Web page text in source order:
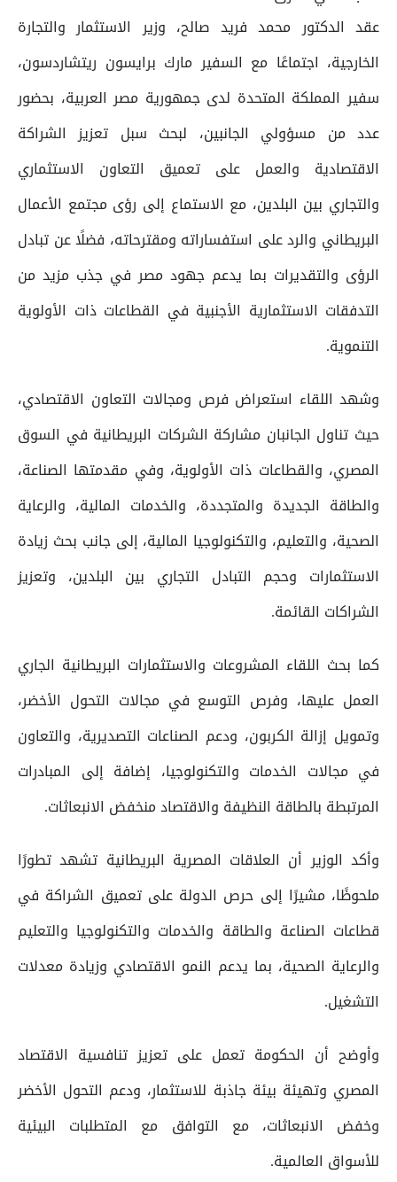
عقد الدكتور محمد فريد صالح، وزير الاستثمار والتجارة
الخارجية، اجتماعًا مع السفير مارك برايسون ريتشاردسون،
سفير المملكة المتحدة لدى جمهورية مصر العربية، بحضور
عدد من مسؤولي الجانبين، لبحث سبل تعزيز الشراكة
الاقتصادية والعمل على تعميق التعاون الاستثماري
والتجاري بين البلدين، مع الاستماع إلى رؤى مجتمع الأعمال
البريطاني والرد على استفساراته ومقترحاته، فضلًا عن تبادل
الرؤى والتقديرات بما يدعم جهود مصر في جذب مزيد من
التدفقات الاستثمارية الأجنبية في القطاعات ذات الأولوية
التنموية.
وشهد اللقاء استعراض فرص ومجالات التعاون الاقتصادي،
حيث تناول الجانبان مشاركة الشركات البريطانية في السوق
المصري، والقطاعات ذات الأولوية، وفي مقدمتها الصناعة،
والطاقة الجديدة والمتجددة، والخدمات المالية، والرعاية
الصحية، والتعليم، والتكنولوجيا المالية، إلى جانب بحث زيادة
الاستثمارات وحجم التبادل التجاري بين البلدين، وتعزيز
الشراكات القائمة.
كما بحث اللقاء المشروعات والاستثمارات البريطانية الجاري
العمل عليها، وفرص التوسع في مجالات التحول الأخضر،
وتمويل إزالة الكربون، ودعم الصناعات التصديرية، والتعاون
في مجالات الخدمات والتكنولوجيا، إضافة إلى المبادرات
المرتبطة بالطاقة النظيفة والاقتصاد منخفض الانبعاثات.
وأكد الوزير أن العلاقات المصرية البريطانية تشهد تطورًا
ملحوظًا، مشيرًا إلى حرص الدولة على تعميق الشراكة في
قطاعات الصناعة والطاقة والخدمات والتكنولوجيا والتعليم
والرعاية الصحية، بما يدعم النمو الاقتصادي وزيادة معدلات
التشغيل.
وأوضح أن الحكومة تعمل على تعزيز تنافسية الاقتصاد
المصري وتهيئة بيئة جاذبة للاستثمار، ودعم التحول الأخضر
وخفض الانبعاثات، مع التوافق مع المتطلبات البيئية
للأسواق العالمية.